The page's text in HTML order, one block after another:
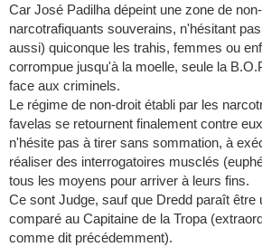
Car José Padilha dépeint une zone de
narcotrafiquants souverains, n'hésitant
aussi) quiconque les trahis, femmes ou
corrompue jusqu'à la moelle, seule la
face aux criminels.
Le régime de non-droit établi par les
favelas se retournent finalement contre
n'hésite pas à tirer sans sommation, à
réaliser des interrogatoires musclés
tous les moyens pour arriver à leurs fins.
Ce sont Judge, sauf que Dredd paraît
comparé au Capitaine de la Tropa
comme dit précédemment).